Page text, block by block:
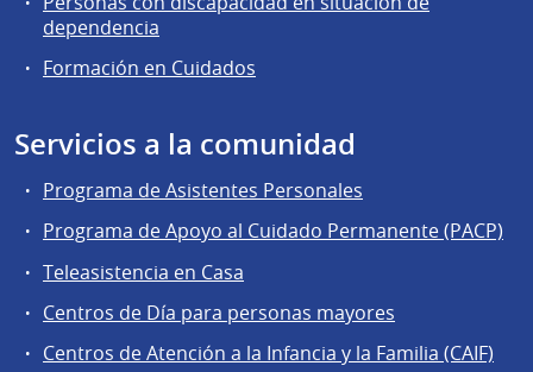
dependencia
Formación en Cuidados
Servicios a la comunidad
Programa de Asistentes Personales
Programa de Apoyo al Cuidado Permanente (PACP)
Teleasistencia en Casa
Centros de Día para personas mayores
Centros de Atención a la Infancia y la Familia (CAIF)